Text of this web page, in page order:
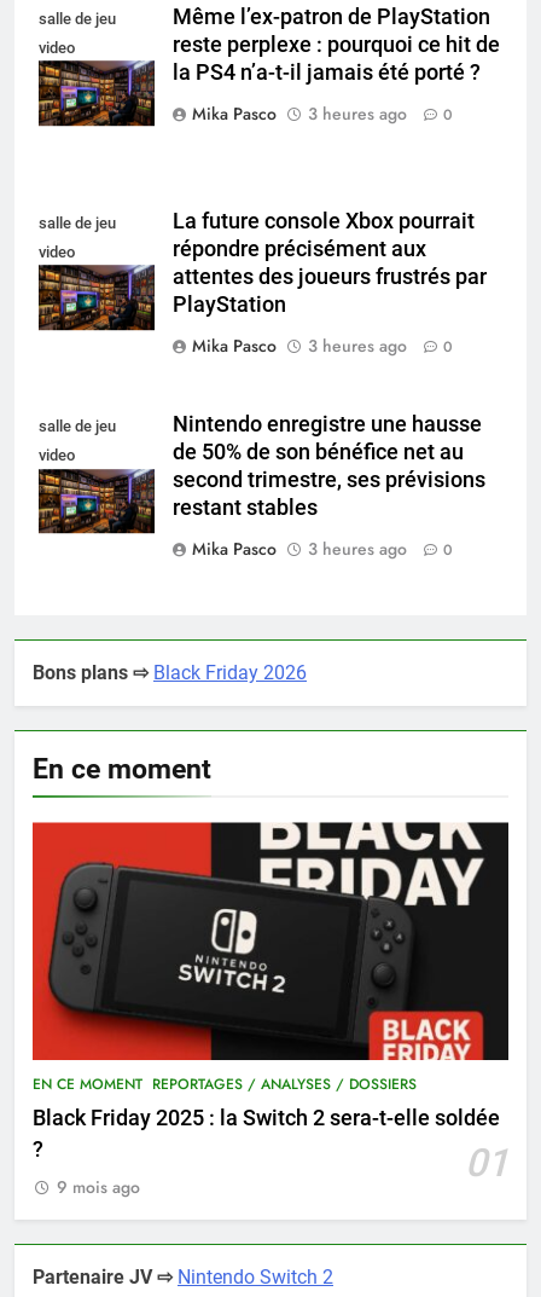
salle de jeu
video
collectionneur
Même l’ex-patron de PlayStation
reste perplexe : pourquoi ce hit de
la PS4 n’a-t-il jamais été porté ?
Mika Pasco
3 heures ago 0
salle de jeu
video
collectionneur
La future console Xbox pourrait
répondre précisément aux
attentes des joueurs frustrés par
PlayStation
Mika Pasco
3 heures ago 0
salle de jeu
video
collectionneur
Nintendo enregistre une hausse
de 50% de son bénéfice net au
second trimestre, ses prévisions
restant stables
Mika Pasco
3 heures ago 0
Bons plans ⇨ Black Friday 2026
En ce moment
EN CE MOMENT REPORTAGES / ANALYSES / DOSSIERS
Black Friday 2025 : la Switch 2 sera-t-elle soldée
?
01
9 mois ago
Partenaire JV ⇨ Nintendo Switch 2